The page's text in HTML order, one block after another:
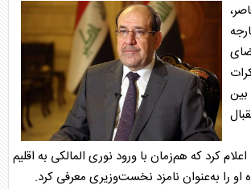
بین
اعلام کرد که هم‌زمان با ورود نوری المالکی به اقلیم
او را به‌عنوان نامزد نخست‌وزیری معرفی کرد.